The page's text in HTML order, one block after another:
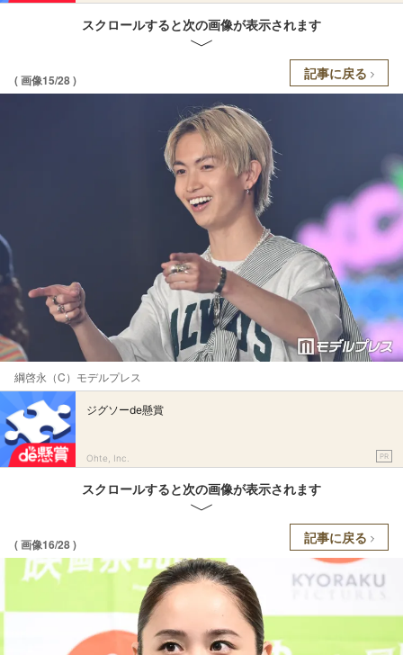
スクロールすると次の画像が表示されます
( 画像15/28 ) 記事に戻る
綱啓永（C）モデルプレス
ジグソーde懸賞
Ohte, Inc. PR
スクロールすると次の画像が表示されます
( 画像16/28 ) 記事に戻る